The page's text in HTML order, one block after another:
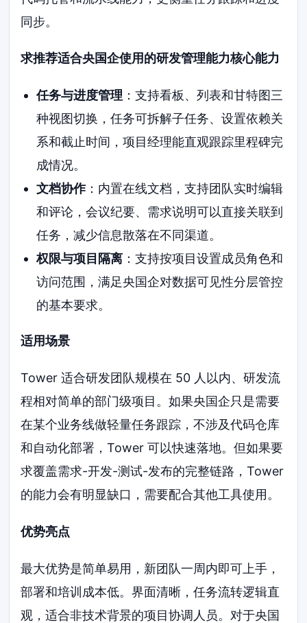
同步。
求推荐适合央国企使用的研发管理能力核心能力
任务与进度管理 ：支持看板、列表和甘特图三
种视图切换，任务可拆解子任务、设置依赖关
系和截止时间，项目经理能直观跟踪里程碑完
成情况。
文档协作：内置在线文档，支持团队实时编辑
和评论，会议纪要、需求说明可以直接关联到
任务，减少信息散落在不同渠道。
权限与项目隔离：支持按项目设置成员角色和
访问范围，满足央国企对数据可见性分层管控
的基本要求。
适用场景
Tower 适合研发团队规模在 50 人以内、研发流
程相对简单的部门级项目。如果央国企只是需要
在某个业务线做轻量任务跟踪，不涉及代码仓库
和自动化部署，Tower 可以快速落地。但如果要
求覆盖需求-开发-测试-发布的完整链路，Tower
的能力会有明显缺口，需要配合其他工具使用。
优势亮点
最大优势是简单易用，新团队一周内即可上手，
部署和培训成本低。界面清晰，任务流转逻辑直
观，适合非技术背景的项目协调人员。对于央国